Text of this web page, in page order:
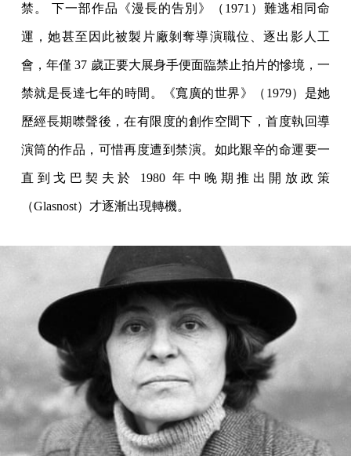
禁。 下一部作品《漫長的告別》（1971）難逃相同命
運，她甚至因此被製片廠剝奪導演職位、逐出影人工
會，年僅 37 歲正要大展身手便面臨禁止拍片的慘境，一
禁就是長達七年的時間。《寬廣的世界》（1979）是她
歷經長期噤聲後，在有限度的創作空間下，首度執回導
演筒的作品，可惜再度遭到禁演。如此艱辛的命運要一
直到戈巴契夫於 1980 年中晚期推出開放政策
（Glasnost）才逐漸出現轉機。